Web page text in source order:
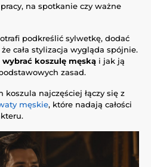
na spotkanie czy ważne
podkreślić sylwetkę, dodać
cała stylizacja wygląda spójnie.
wybrać koszulę męską i jak ją
zasad.
najczęściej łączy się z
męskie, które nadają całości